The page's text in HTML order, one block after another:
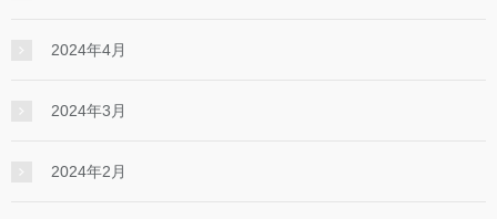
2024年4月
2024年3月
2024年2月